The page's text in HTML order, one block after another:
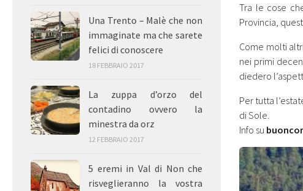
Tra le cose
Provincia,
Come molti
nei primi
diedero
Per tutta
di Sole.
Info su
Una Trento – Malè che non
immaginate ma che sarete
felici di conoscere
18 FEBBRAIO 2017
La zuppa d’orzo del
contadino ovvero la
minestra da orz
12 FEBBRAIO 2017
5 eremi in Val di Non che
risveglieranno la vostra